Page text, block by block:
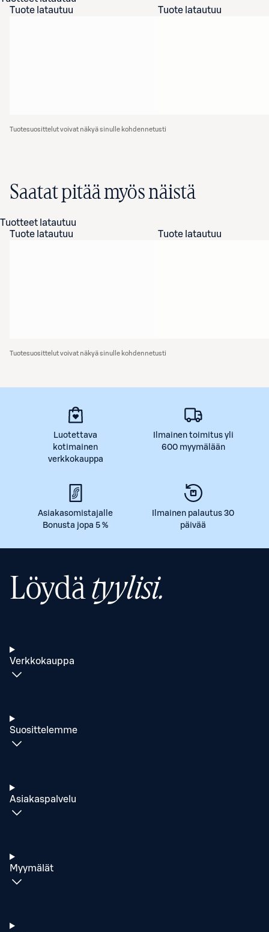
Tuote latautuu
Tuote latautuu
Tuotesuosittelut voivat näkyä sinulle kohdennetusti
Saatat pitää myös näistä
Tuotteet latautuu
Tuote latautuu
Tuote latautuu
Tuotesuosittelut voivat näkyä sinulle kohdennetusti
Luotettava
kotimainen
verkkokauppa
Ilmainen toimitus yli
600 myymälään
Asiakasomistajalle
Bonusta jopa 5 %
Ilmainen palautus 30
päivää
Löydätyylisi.
Verkkokauppa
Suosittelemme
Asiakaspalvelu
Myymälät